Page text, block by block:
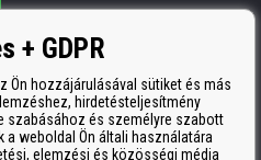
9001 tanúsítvánnyal rendelkezik
+ GDPR
Ön hozzájárulásával sütiket és más
hirdetésteljesítmény
szabásához és személyre szabott
a weboldal Ön általi használatára
elemzési és közösségi média